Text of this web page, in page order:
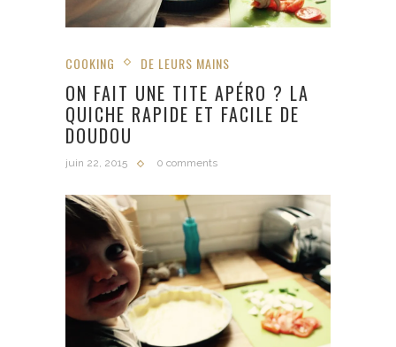
COOKING DE LEURS MAINS
ON FAIT UNE TITE APÉRO ? LA
QUICHE RAPIDE ET FACILE DE
DOUDOU
juin 22, 2015 0 comments